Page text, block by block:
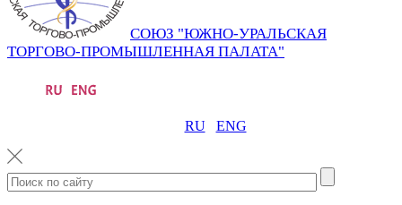
СОЮЗ "ЮЖНО-УРАЛЬСКАЯ
ТОРГОВО-ПРОМЫШЛЕННАЯ ПАЛАТА"
RU ENG